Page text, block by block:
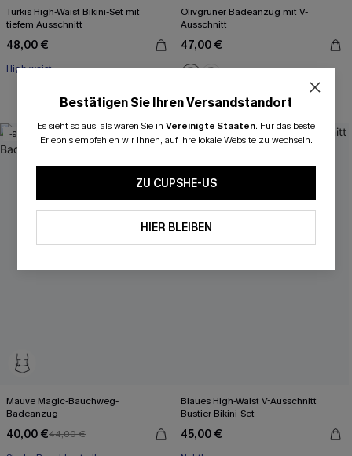
Türkis High-Waist Bikini-Set mit
tiefem Ausschnitt
48,00 €
High waist
Olivgrüner Badeanzug mit V-
Ausschnitt
47,00 €
Bauch Kontrolle
-9%
Mauve Magic-Bauchweg-
Badeanzug
40,00 €44,00 €
Blaues High-Waist V-Ausschnitt
Bustier-Bikini-Set
45,00 €
Bestätigen Sie Ihren Versandstandort
Es sieht so aus, als wären Sie in Vereinigte Staaten. Für das beste
Erlebnis empfehlen wir Ihnen, auf Ihre lokale Website zu wechseln.
ZU CUPSHE-US
HIER BLEIBEN